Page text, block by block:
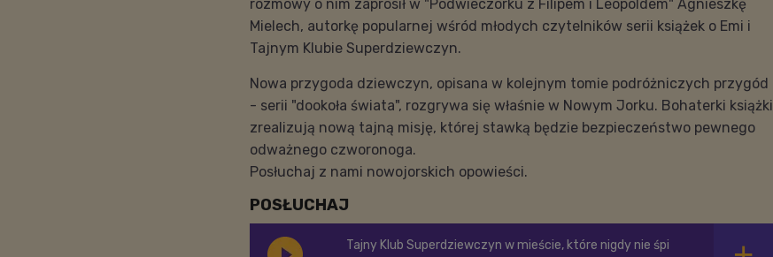
rozmowy o nim zaprosił w "Podwieczorku z Filipem i Leopoldem" Agnieszkę
Mielech, autorkę popularnej wśród młodych czytelników serii książek o Emi i
Tajnym Klubie Superdziewczyn.
Nowa przygoda dziewczyn, opisana w kolejnym tomie podróżniczych przygód
- serii "dookoła świata", rozgrywa się właśnie w Nowym Jorku. Bohaterki książki
zrealizują nową tajną misję, której stawką będzie bezpieczeństwo pewnego
odważnego czworonoga.
Posłuchaj z nami nowojorskich opowieści.
POSŁUCHAJ
Tajny Klub Superdziewczyn w mieście, które nigdy nie śpi